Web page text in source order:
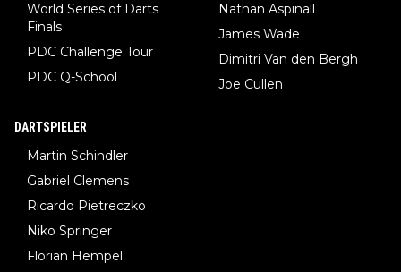
World Series of Darts
Finals
PDC Challenge Tour
PDC Q-School
Nathan Aspinall
James Wade
Dimitri Van den Bergh
Joe Cullen
DARTSPIELER
Martin Schindler
Gabriel Clemens
Ricardo Pietreczko
Niko Springer
Florian Hempel